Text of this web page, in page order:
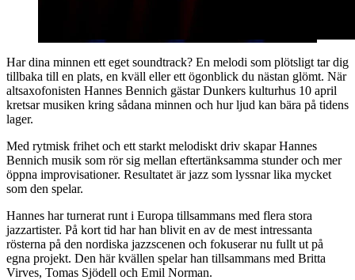
Har dina minnen ett eget soundtrack? En melodi som plötsligt tar dig
tillbaka till en plats, en kväll eller ett ögonblick du nästan glömt. När
altsaxofonisten Hannes Bennich gästar Dunkers kulturhus 10 april
kretsar musiken kring sådana minnen och hur ljud kan bära på tidens
lager.
Med rytmisk frihet och ett starkt melodiskt driv skapar Hannes
Bennich musik som rör sig mellan eftertänksamma stunder och mer
öppna improvisationer. Resultatet är jazz som lyssnar lika mycket
som den spelar.
Hannes har turnerat runt i Europa tillsammans med flera stora
jazzartister. På kort tid har han blivit en av de mest intressanta
rösterna på den nordiska jazzscenen och fokuserar nu fullt ut på
egna projekt. Den här kvällen spelar han tillsammans med Britta
Virves, Tomas Sjödell och Emil Norman.